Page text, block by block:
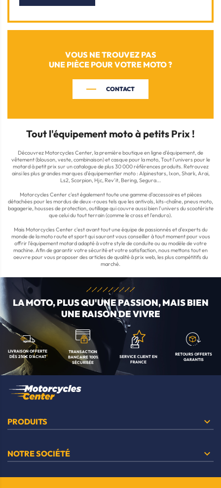
VOUS NE TROUVEZ PAS
UNE PIÈCE POUR VOTRE MOTO ?
CONTACT
Tout l'équipement moto à petits Prix !
Découvrez Motorcycles Center, la première boutique en ligne d'équipement, de
vêtement (blouson, veste, combinaison) et casque pour la moto, Tout l'univers pour le
motard à petit prix sur un catalogue de plus 30 000 références produits. Retrouvez
ainsi les plus grandes marques d'équipementier moto : Alpinestars, Ixon, Shark, Arai,
Ls2, Scorpion, Hjc, Rev'it, Bering, Segura...
Motorcycles Center c'est également toute une gamme d'accessoires et pièces
détachées pour les mordus de deux-roues tels que les antivols, kits-chaîne, pneus moto,
bagagerie, housses de protection, outillage qui couvre aussi bien l'univers du scootériste
que celui du tout terrain (comme le cross et l'enduro).
Mais Motorcycles Center c'est avant tout une équipe de passionnés et d'experts du
monde de la moto route et sport qui sauront vous conseiller à tout moment pour vous
offrir l'équipement motard adapté à votre style de conduite ou au modèle de votre
machine. Afin de garantir votre sécurité et votre satisfaction, nous mettons tout en
oeuvre pour vous proposer des articles de qualité à prix web, les plus compétitifs du
marché.
LIVRAISON OFFERTE
DÈS 250€ D'ACHAT
TRANSACTION
BANCAIRE 100%
SÉCURISÉE
LA MOTO, PLUS QU'UNEPASSION, MAIS BIEN
UNE RAISON DE VIVRE
SERVICE CLIENT EN
FRANCE
RETOURS OFFERTS
GARANTIS
PRODUITS 
NOTRE SOCIÉTÉ 